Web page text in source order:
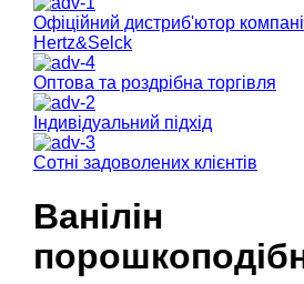
Офіційний дистриб'ютор
Hertz&Selck
Оптова та роздрібна торгівля
Індивідуальний підхід
Сотні задоволених клієнтів
Ванілін